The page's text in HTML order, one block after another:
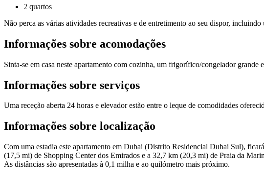
2 quartos
Não perca as várias atividades recreativas e de entretimento ao seu dispor,
Informações sobre acomodações
Sinta-se em casa neste apartamento com cozinha, um frigorífico/congelador grande
Informações sobre serviços
Uma receção aberta 24 horas e elevador estão entre o leque de comodidades
Informações sobre localização
Com uma estadia este apartamento em Dubai (Distrito Residencial Dubai Sul),
(17,5 mi) de Shopping Center dos Emirados e a 32,7 km (20,3 mi) de Praia da
As distâncias são apresentadas à 0,1 milha e ao quilómetro mais próximo.